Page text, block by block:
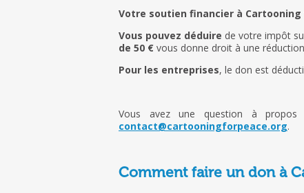
Votre soutien financier à
Vous pouvez déduire de votre impôt
de 50 € vous donne droit à une
Pour les entreprises, le don est
Vous avez une question à
contact@cartooningforpeace.org.
Comment faire un don à